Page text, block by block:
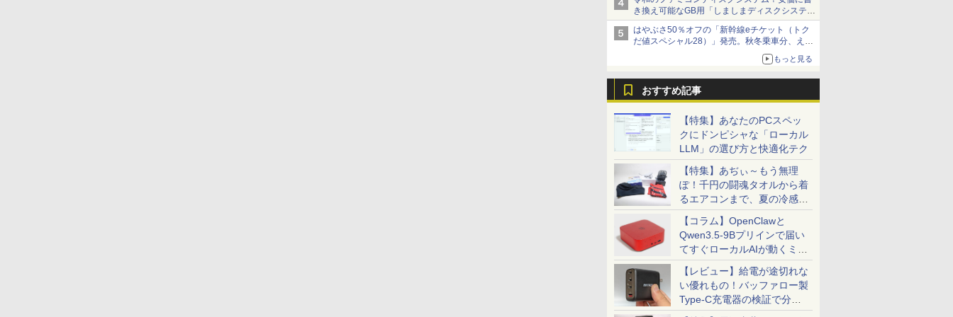
き換え可能なGB用「しましまディスクシステ
ム」
はやぶさ50％オフの「新幹線eチケット（トク
だ値スペシャル28）」発売。秋冬乗車分、えき
もっと見る
おすすめ記事
【特集】あなたのPCスペッ
クにドンピシャな「ローカル
LLM」の選び方と快適化テク
【特集】あぢぃ～もう無理
ぽ！千円の闘魂タオルから着
るエアコンまで、夏の冷感グ
ッズ一挙紹介
【コラム】OpenClawと
Qwen3.5-9Bプリインで届い
てすぐローカルAIが動くミニ
PC「SER9 Pro」
【レビュー】給電が途切れな
い優れもの！バッファロー製
Type-C充電器の検証で分か
ったこと